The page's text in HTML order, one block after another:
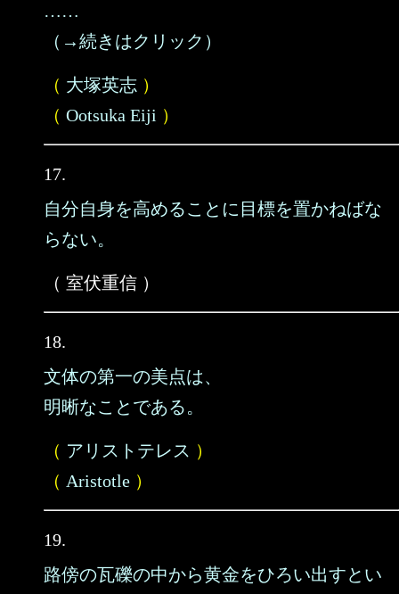
……
（→続きはクリック）
（ 大塚英志 ）
（ Ootsuka Eiji ）
17.
自分自身を高めることに目標を置かねばな
らない。
（ 室伏重信 ）
18.
文体の第一の美点は、
明晰なことである。
（ アリストテレス ）
（ Aristotle ）
19.
路傍の瓦礫の中から黄金をひろい出すとい